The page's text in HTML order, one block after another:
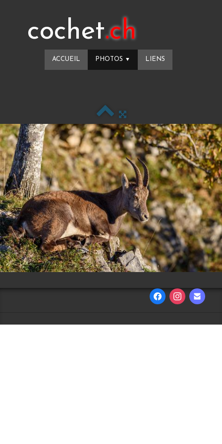
cochet.ch
ACCUEIL PHOTOS ▼ LIENS